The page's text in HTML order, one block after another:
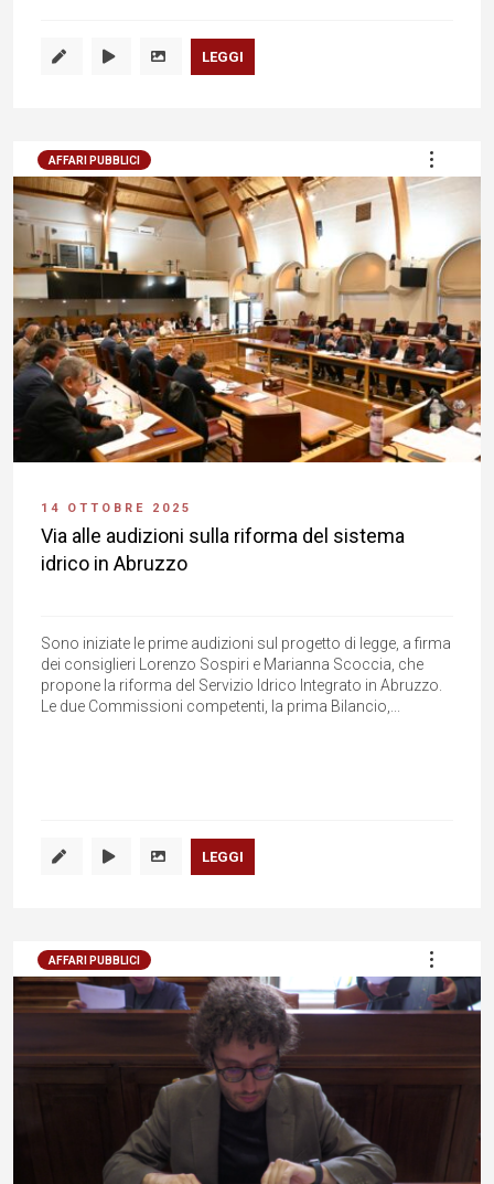
LEGGI
AFFARI PUBBLICI
14 OTTOBRE 2025
Via alle audizioni sulla riforma del sistema
idrico in Abruzzo
Sono iniziate le prime audizioni sul progetto di legge, a firma
dei consiglieri Lorenzo Sospiri e Marianna Scoccia, che
propone la riforma del Servizio Idrico Integrato in Abruzzo.
Le due Commissioni competenti, la prima Bilancio,...
LEGGI
AFFARI PUBBLICI